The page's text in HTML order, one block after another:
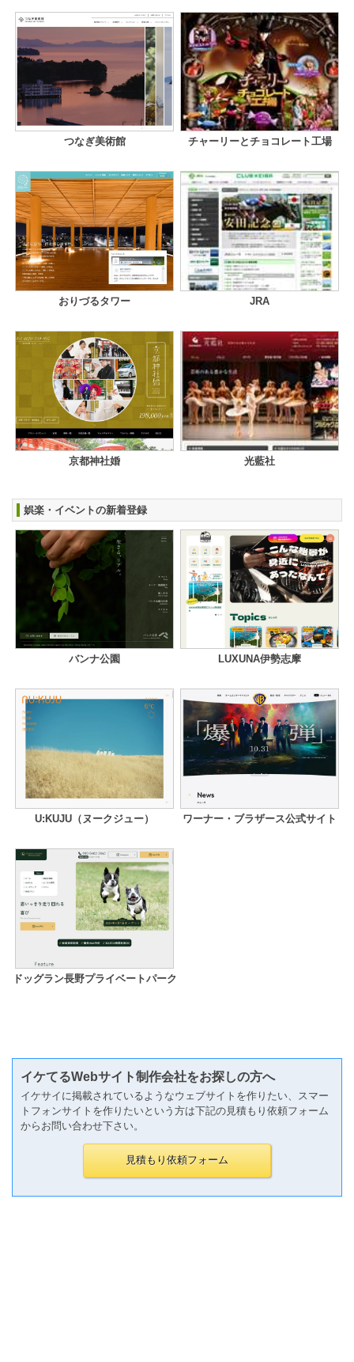
つなぎ美術館 チャーリーとチョコレート工場
おりづるタワー JRA
京都神社婚 光藍社
娯楽・イベントの新着登録
バンナ公園 LUXUNA伊勢志摩
U:KUJU（ヌークジュー） ワーナー・ブラザース公式サイト
ドッグラン長野プライベートパーク
イケてるWebサイト制作会社をお探しの方へ
イケサイに掲載されているようなウェブサイトを作りたい、スマー
トフォンサイトを作りたいという方は下記の見積もり依頼フォーム
からお問い合わせ下さい。